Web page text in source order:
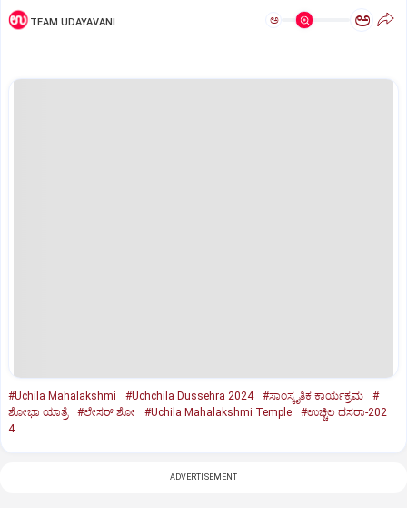
TEAM UDAYAVANI ಅ ಅ
#Uchila Mahalakshmi #Uchchila Dussehra 2024 #ಸಾಂಸ್ಕೃತಿಕ ಕಾರ್ಯಕ್ರಮ
#
ಶೋಭಾ ಯಾತ್ರೆ
#ಲೇಸರ್‌ ಶೋ #Uchila Mahalakshmi Temple
#ಉಚ್ಚಿಲ ದಸರಾ-202
4
ADVERTISEMENT